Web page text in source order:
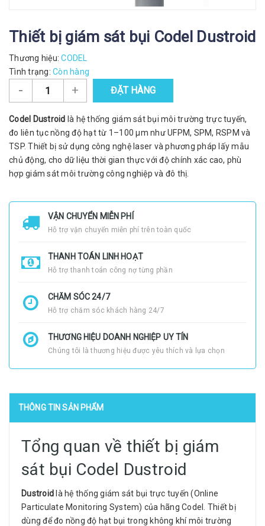
Thiết bị giám sát bụi Codel Dustroid
Thương hiệu: CODEL
Tình trạng: Còn hàng
- + ĐẶT HÀNG
Codel Dustroid là hệ thống giám sát bụi môi trường trực tuyến,
đo liên tục nồng độ hạt từ 1–100 µm như UFPM, SPM, RSPM và
TSP. Thiết bị sử dụng công nghệ laser và phương pháp lấy mẫu
chủ động, cho dữ liệu thời gian thực với độ chính xác cao, phù
hợp giám sát môi trường công nghiệp và đô thị.
VẬN CHUYỂN MIỄN PHÍ
Hỗ trợ vận chuyển miễn phí trên toàn quốc
THANH TOÁN LINH HOẠT
Hỗ trợ thanh toán công nợ từng phần
CHĂM SÓC 24/7
Hỗ trợ chăm sóc khách hàng 24/7
THƯƠNG HIỆU DOANH NGHIỆP UY TÍN
Chúng tôi là thương hiệu được yêu thích và lựa chọn
THÔNG TIN SẢN PHẨM
Tổng quan về thiết bị giám
sát bụi Codel Dustroid
Dustroid là hệ thống giám sát bụi trực tuyến (Online
Particulate Monitoring System) của hãng Codel. Thiết bị
dùng để đo nồng độ hạt bụi trong không khí môi trường